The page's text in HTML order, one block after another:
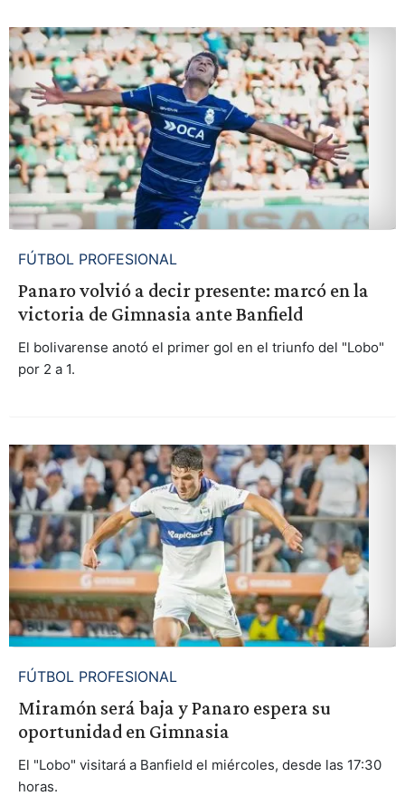
FÚTBOL PROFESIONAL
Panaro volvió a decir presente: marcó en la
victoria de Gimnasia ante Banfield
El bolivarense anotó el primer gol en el triunfo del "Lobo"
por 2 a 1.
FÚTBOL PROFESIONAL
Miramón será baja y Panaro espera su
oportunidad en Gimnasia
El "Lobo" visitará a Banfield el miércoles, desde las 17:30
horas.